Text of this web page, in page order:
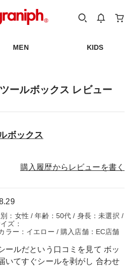
MEN KIDS
ールボックス レビュー
ボックス
購入履歴からレビューを書く
：女性 / 年齢：50代 / 身長：未選択 /
ズ：
ラー：イエロー / 購入店舗：EC店舗
ールだという口コミを見て ボッ
いてすぐシールを剥がし 合わせ